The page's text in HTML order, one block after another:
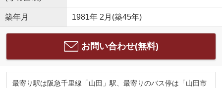
築年月 1981年 2月(築45年)
お問い合わせ(無料)
最寄り駅は阪急千里線「山田」駅、最寄りのバス停は「山田市